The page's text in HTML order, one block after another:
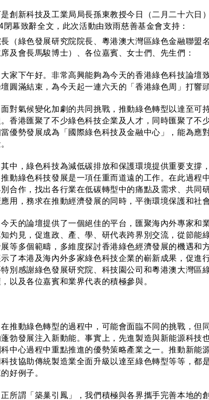
是創新科技及工業局局長孫東教授今日（二月二十六日
閉幕致辭全文， 此次活動由致雨慈善基金會支持 ：
（綠色發展研究院院長、粵港澳大灣區綠色金融聯盟
及會長馬駿博士）、各位嘉賓、女士們、先生們：
下午好。非常高興能夠為今天的香港綠色科技論壇
圓滿結束，為今天起一連六天的「香港綠色周」打響頭
氣候變化加劇的共同挑戰，推動綠色轉型以達至可
香港匯聚了不少綠色科技企業及人才，同時匯聚了不
優勢發展成為「國際綠色科技及金融中心」，能為應
，綠色科技為減低碳排放和保護環境提供重要支撐，
動綠色科技發展是一項任重而道遠的工作。在此過程
合作，找出各行業在低碳轉型中的痛點及需求、共同
用，務求在推動經濟發展的同時，平衡環境保護和社
的論壇提供了一個絕佳的平台，匯聚海內外專家和
灼見，促進政、產、學、研代表跨界別交流，從節能
等多個範疇，多維度探討香港綠色經濟發展的機遇和
了本港及海內外多家綠色科技企業的嶄新成果，促進
別感謝綠色發展研究院、科技園公司和粵港澳大灣區
以及各位嘉賓和業界代表的積極參與。
動綠色轉型的過程中，可能會面臨不同的挑戰，但
勃發展注入新動能。事實上，先進製造與新能源科技
中心過程中重點推進的優勢策略產業之一。推動新能
技協助傳統製造業全面升級以達至綠色轉型等等，都
好例子。
謂「築巢引鳳」，我們積極與各界攜手完善本地的